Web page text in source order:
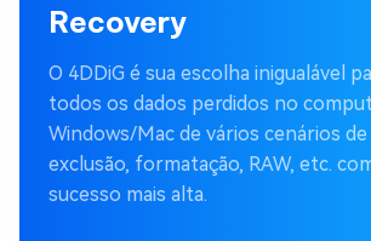
Recovery
O 4DDiG é sua escolha inigualável
todos os dados perdidos no
Windows/Mac de vários cenários
exclusão, formatação, RAW, etc.
sucesso mais alta.